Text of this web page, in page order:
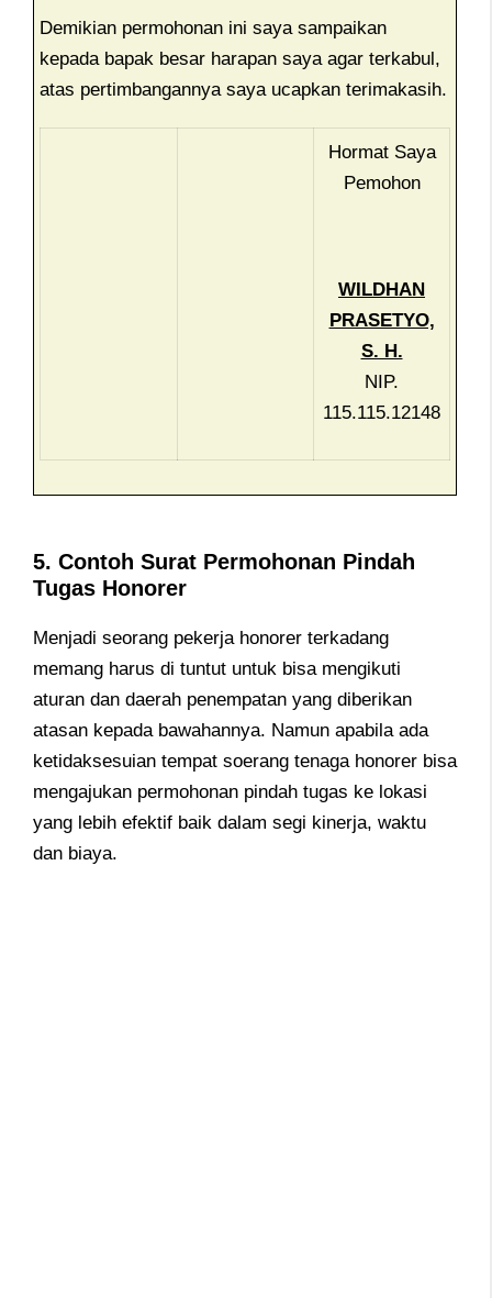
Demikian permohonan ini saya sampaikan
kepada bapak besar harapan saya agar terkabul,
atas pertimbangannya saya ucapkan terimakasih.
Hormat Saya
Pemohon
WILDHAN
PRASETYO,
S. H.
NIP.
115.115.12148
5. Contoh Surat Permohonan Pindah
Tugas Honorer
Menjadi seorang pekerja honorer terkadang
memang harus di tuntut untuk bisa mengikuti
aturan dan daerah penempatan yang diberikan
atasan kepada bawahannya. Namun apabila ada
ketidaksesuian tempat soerang tenaga honorer bisa
mengajukan permohonan pindah tugas ke lokasi
yang lebih efektif baik dalam segi kinerja, waktu
dan biaya.